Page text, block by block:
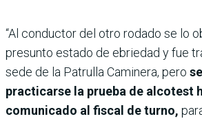
“Al conductor del otro rodado se lo
presunto estado de ebriedad y fue
sede de la Patrulla Caminera, pero
practicarse la prueba de alcotest
comunicado al fiscal de turno,